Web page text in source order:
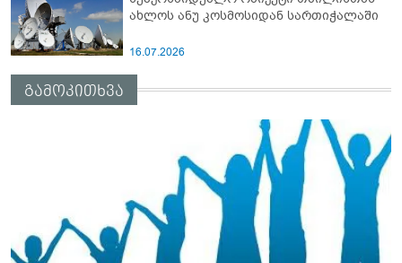
ახლოს ანუ კოსმოსიდან სართიჭალაში
16.07.2026
გამოკითხვა